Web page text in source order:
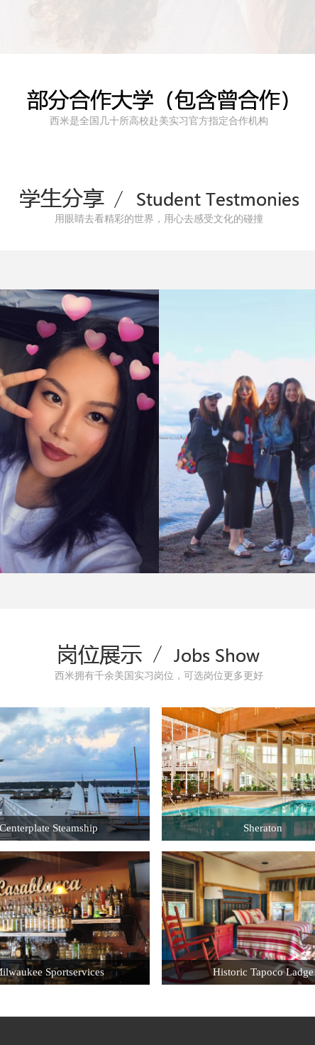
全国几十所高校的信任
更是西安多所大学
给所有项目学生立刻退款
始终坚持不倒闭不跑路
西米是全国几十所高校赴美实习官方指定合作机构
用眼睛去看精彩的世界，用心去感受文化的碰撞
中南林业科技大学
学生分享
学生分享
西米拥有千余美国实习岗位，可选岗位更多更好
Centerplate Steamship
Mashpee MA
Title: Snack Bar Attendant
Hourly Wage: $11.00
Sheraton
Job Title: Front Desk
Hourly Wage: $11.50
Sportservices Historic Tapoco Ladge